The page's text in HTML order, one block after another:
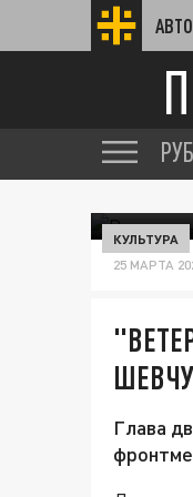
КУЛЬТУРА
25 МАРТА
Глава